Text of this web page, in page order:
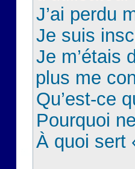
J’ai perdu
Je suis
Je m’étais
plus me
Qu’est-ce
Pourquoi
À quoi sert